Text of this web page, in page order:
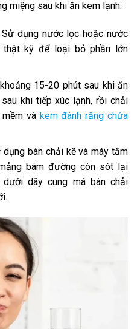
miệng sau khi ăn kem lạnh:
Sử dụng nước lọc hoặc nước
kỹ để loại bỏ phần lớn
15-20 phút sau khi ăn
khi tiếp xúc lạnh, rồi chải
và kem đánh răng chứa
bàn chải kẽ và máy tăm
bám đường còn sót lại
dây cung mà bàn chải